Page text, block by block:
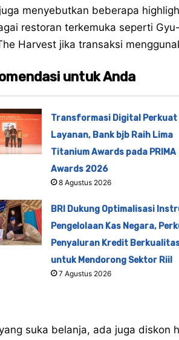
menyebutkan beberapa
restoran terkemuka seperti
Harvest jika transaksi
untuk Anda
Transformasi Digital Perkuat
Layanan, Bank bjb Raih Lima
Titanium Awards pada PRIMA
Awards 2026
8 Agustus 2026
BRI Dukung Optimalisasi
Pengelolaan Kas Negara,
Penyaluran Kredit
untuk Mendorong Sektor Riil
7 Agustus 2026
suka belanja, ada juga diskon